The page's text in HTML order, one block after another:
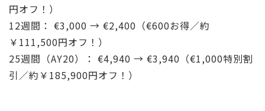
円オフ！）
12週間： €3,000 → €2,400（€600お得／約
￥111,500円オフ！）
25週間（AY20）： €4,940 → €3,940（€1,000特別割
引／約￥185,900円オフ！）